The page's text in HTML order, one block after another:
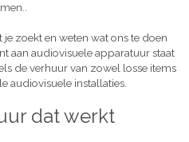
zoekt en weten wat ons te doen
aan audiovisuele apparatuur staat
de verhuur van zowel losse items
audiovisuele installaties.
dat werkt